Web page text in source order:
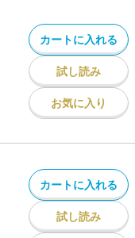
カートに入れる
試し読み
お気に入り
カートに入れる
試し読み